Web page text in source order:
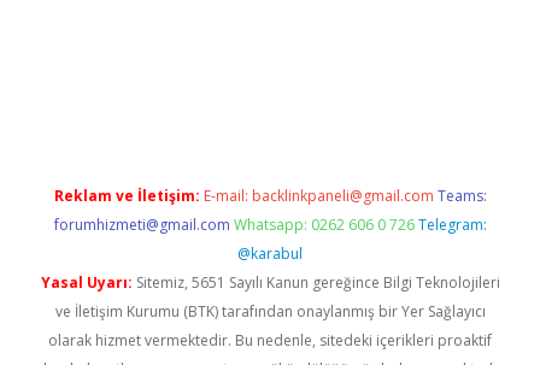
Reklam ve İletişim: E-mail: backlinkpaneli@gmail.com Teams:
forumhizmeti@gmail.com Whatsapp: 0262 606 0 726 Telegram:
@karabul
Yasal Uyarı: Sitemiz, 5651 Sayılı Kanun gereğince Bilgi Teknolojileri
ve İletişim Kurumu (BTK) tarafından onaylanmış bir Yer Sağlayıcı
olarak hizmet vermektedir. Bu nedenle, sitedeki içerikleri proaktif